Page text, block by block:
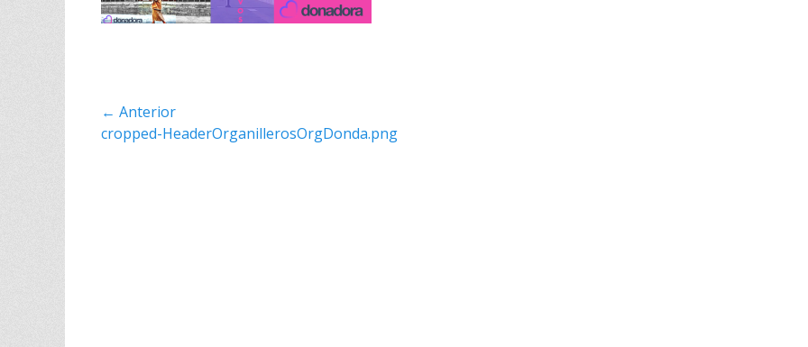
Navegación
de
← Anterior
Entrada
cropped-HeaderOrganillerosOrgDonda.png